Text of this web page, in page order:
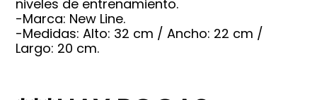
niveles de entrenamiento.
-Marca: New Line.
-Medidas: Alto: 32 cm / Ancho: 22 cm /
Largo: 20 cm.